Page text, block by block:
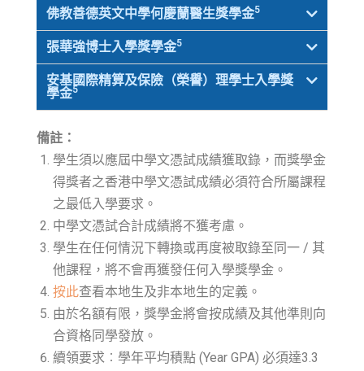
佛教善德英文中學何慶蘭醫生獎學金5
張華強博士入學獎學金5
安基國際精算及保險（榮譽）理學士入學獎
學金5
備註：
學生須以應屆中學文憑試成績獲取錄，而獎學金
得獎者之香港中學文憑試成績必須符合所屬課程
之最低入學要求。
中學文憑試合計成績將不獲考慮。
學生在任何情況下轉換或再度被取錄至同一 / 其
他課程，將不會再獲發任何入學獎學金。
按此查看本地生及非本地生的定義。
由於名額有限，獎學金將會按成績及其他準則向
合資格同學發放。
續領要求︰學年平均積點 (Year GPA) 必須達3.3